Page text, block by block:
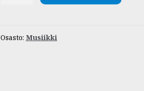
Herra
Osasto: Musiikki